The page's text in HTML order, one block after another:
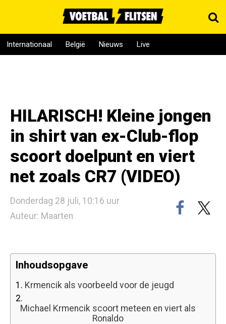
Internationaal België Nieuws Live
HILARISCH! Kleine jongen
in shirt van ex-Club-flop
scoort doelpunt en viert
net zoals CR7 (VIDEO)
Donderdag 28 juli, 10:16 uur
Auteur: Maarten
Inhoudsopgave
1. Krmencik als voorbeeld voor de jeugd
2.
Michael Krmencik scoort meteen en viert als
Ronaldo